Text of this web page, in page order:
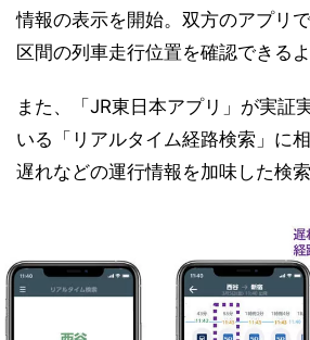
情報の表示を開始。双方のアプリ
区間の列車走行位置を確認できるよ
また、「JR東日本アプリ」が実証
いる「リアルタイム経路検索」に
遅れなどの運行情報を加味した検索